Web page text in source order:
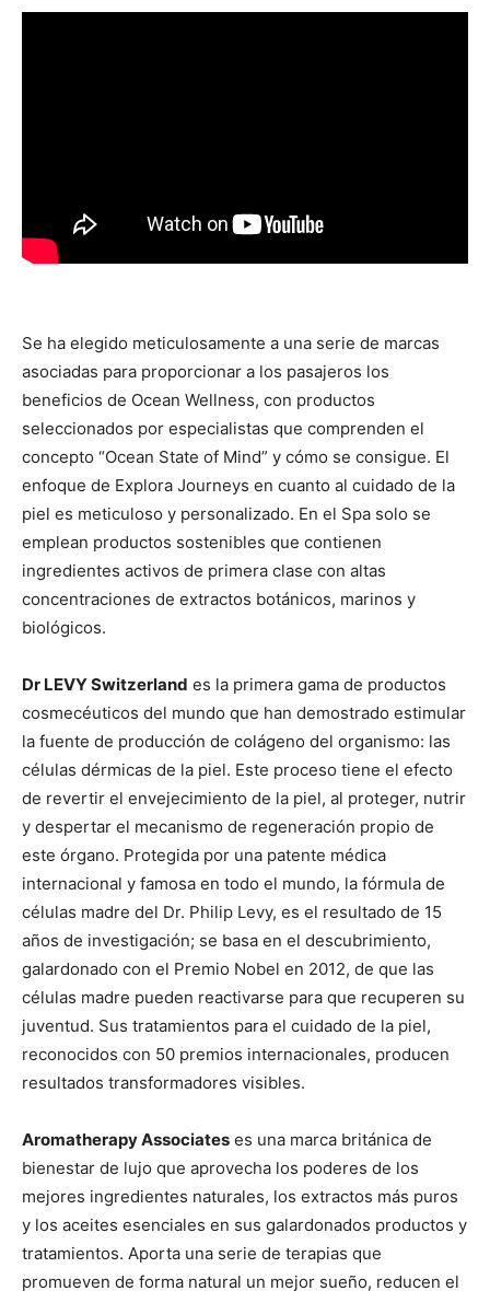
Se ha elegido meticulosamente a una serie de marcas
asociadas para proporcionar a los pasajeros los
beneficios de Ocean Wellness, con productos
seleccionados por especialistas que comprenden el
concepto “Ocean State of Mind” y cómo se consigue. El
enfoque de Explora Journeys en cuanto al cuidado de la
piel es meticuloso y personalizado. En el Spa solo se
emplean productos sostenibles que contienen
ingredientes activos de primera clase con altas
concentraciones de extractos botánicos, marinos y
biológicos.
Dr LEVY Switzerland es la primera gama de productos
cosmecéuticos del mundo que han demostrado estimular
la fuente de producción de colágeno del organismo: las
células dérmicas de la piel. Este proceso tiene el efecto
de revertir el envejecimiento de la piel, al proteger, nutrir
y despertar el mecanismo de regeneración propio de
este órgano. Protegida por una patente médica
internacional y famosa en todo el mundo, la fórmula de
células madre del Dr. Philip Levy, es el resultado de 15
años de investigación; se basa en el descubrimiento,
galardonado con el Premio Nobel en 2012, de que las
células madre pueden reactivarse para que recuperen su
juventud. Sus tratamientos para el cuidado de la piel,
reconocidos con 50 premios internacionales, producen
resultados transformadores visibles.
Aromatherapy Associates es una marca británica de
bienestar de lujo que aprovecha los poderes de los
mejores ingredientes naturales, los extractos más puros
y los aceites esenciales en sus galardonados productos y
tratamientos. Aporta una serie de terapias que
promueven de forma natural un mejor sueño, reducen el